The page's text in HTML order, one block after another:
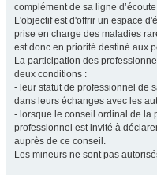
complément de sa ligne
L'objectif est d'offrir un espace
prise en charge des maladies
est donc en priorité destiné aux
La participation des
deux conditions :
- leur statut de professionnel de
dans leurs échanges avec les
- lorsque le conseil ordinal de la
professionnel est invité à
auprès de ce conseil.
Les mineurs ne sont pas